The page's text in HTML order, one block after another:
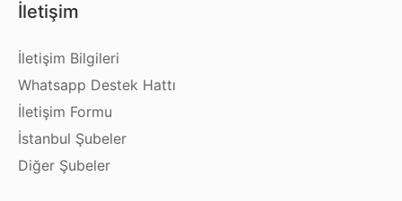
İletişim
İletişim Bilgileri
Whatsapp Destek Hattı
İletişim Formu
İstanbul Şubeler
Diğer Şubeler